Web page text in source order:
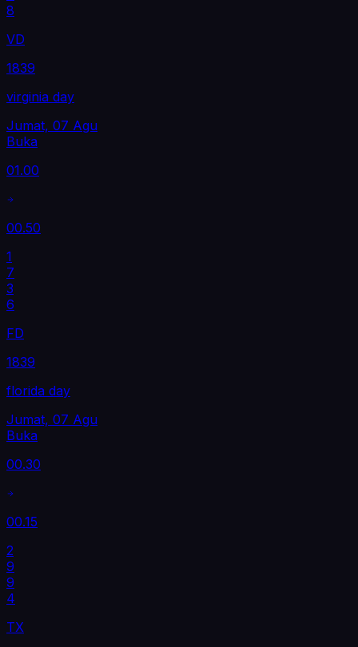
8
VD
1839
virginia day
Jumat, 07 Agu
Buka
01.00
00.50
1
7
3
6
FD
1839
florida day
Jumat, 07 Agu
Buka
00.30
00.15
2
9
9
4
TX